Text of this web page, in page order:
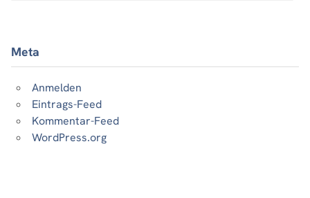
Meta
Anmelden
Eintrags-Feed
Kommentar-Feed
WordPress.org